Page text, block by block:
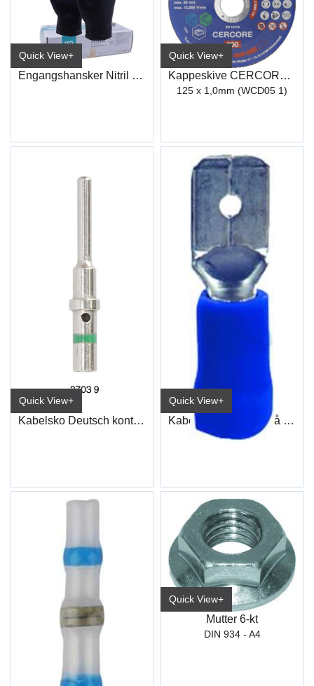
Quick View+
Engangshansker Nitril Sort
Quick View+
Kappeskive CERCORE 900 stål/inox
125 x 1,0mm (WCD05 1)
Quick View+
Kabelsko Deutsch kontakt 0,5-1,5 mm² Hun
Quick View+
Kabelsko Flat Han Blå Industri
6,3mm
Quick View+
Mutter 6-kt
DIN 934 - A4